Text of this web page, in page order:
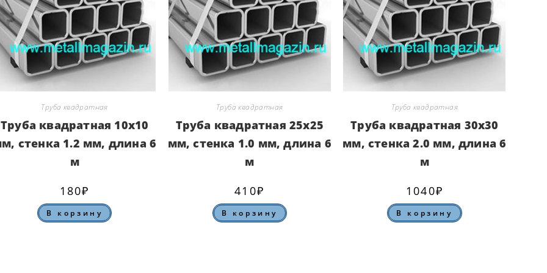
Труба квадратная
Труба квадратная 10х10
стенка 1.2 мм, длина 6
м
180₽
В корзину
Труба квадратная
Труба квадратная 25х25
мм, стенка 1.0 мм, длина 6
м
410₽
В корзину
Труба квадратная
Труба квадратная 30х30
мм, стенка 2.0 мм, длина 6
м
1040₽
В корзину